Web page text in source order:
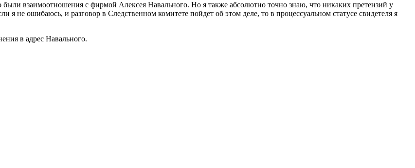
взаимоотношения с фирмой Алексея Навального. Но я также абсолютно точно знаю, что никаких претензий у
ошибаюсь, и разговор в Следственном комитете пойдет об этом деле, то в процессуальном статусе свидетеля я
в адрес Навального.